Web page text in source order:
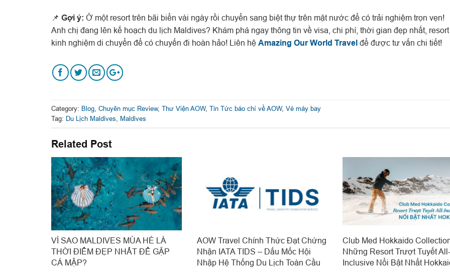
📌 Gợi ý: Ở một resort trên bãi biển vài ngày rồi chuyển sang biệt thự trên mặt nước để có trải nghiệm trọn vẹn!
Anh chị đang lên kế hoạch du lịch Maldives? Khám phá ngay thông tin về visa, chi phí, thời gian đẹp nhất, resort
kinh nghiệm di chuyển để có chuyến đi hoàn hảo! Liên hệ Amazing Our World Travel để được tư vấn chi tiết!
Category: Blog Chuyên mục Review, Thư Viện AOW, Tin Tức báo chí về AOW, Vé máy bay
Tag: Du Lịch Maldives Maldives
Related Post
VÌ SAO MALDIVES MÙA HÈ LÀ
THỜI ĐIỂM ĐẸP NHẤT ĐỂ GẶP
CÁ MẬP?
AOW Travel Chính Thức Đạt Chứng
Nhận IATA TIDS – Dấu Mốc Hội
Nhập Hệ Thống Du Lịch Toàn Cầu
Club Med Hokkaido
Những Resort Trượt Tuyết All-
Inclusive Nổi Bật Nhất